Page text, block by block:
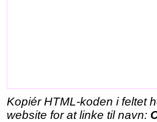
Kopiér HTML-koden i feltet
website for at linke til navn: